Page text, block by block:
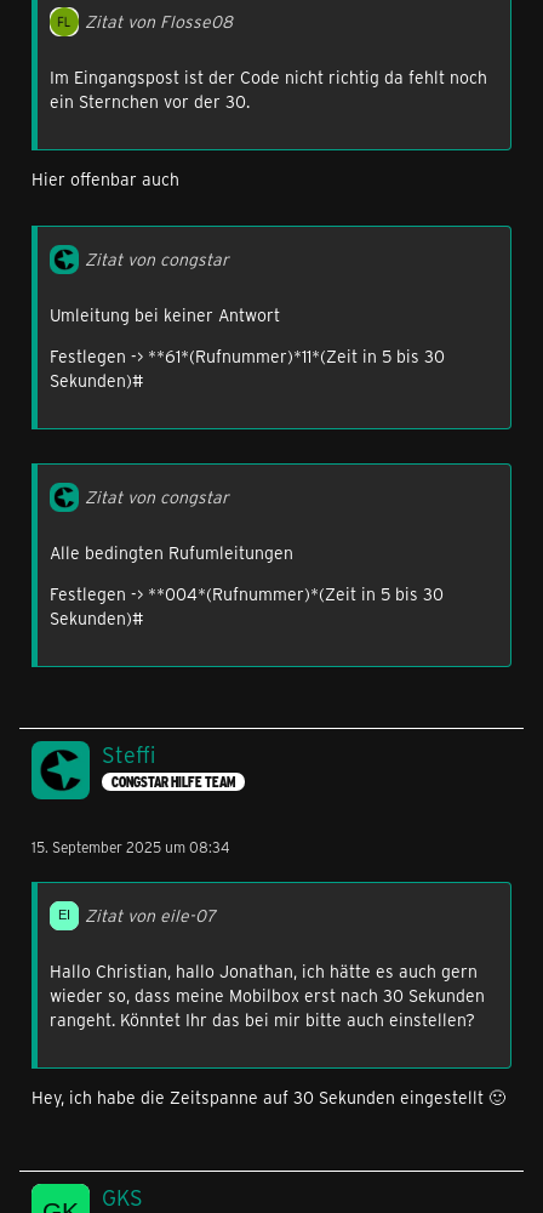
Zitat von Flosse08
Im Eingangspost ist der Code nicht richtig da fehlt noch
ein Sternchen vor der 30.
Hier offenbar auch
Zitat von congstar
Umleitung bei keiner Antwort
Festlegen -> **61*(Rufnummer)*11*(Zeit in 5 bis 30
Sekunden)#
Zitat von congstar
Alle bedingten Rufumleitungen
Festlegen -> **004*(Rufnummer)*(Zeit in 5 bis 30
Sekunden)#
Steffi
CONGSTAR HILFE TEAM
15. September 2025 um 08:34
Zitat von eile-07
Hallo Christian, hallo Jonathan, ich hätte es auch gern
wieder so, dass meine Mobilbox erst nach 30 Sekunden
rangeht. Könntet Ihr das bei mir bitte auch einstellen?
Hey, ich habe die Zeitspanne auf 30 Sekunden eingestellt 🙂
GKS